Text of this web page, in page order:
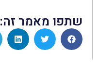
שתפו מאמר זה: